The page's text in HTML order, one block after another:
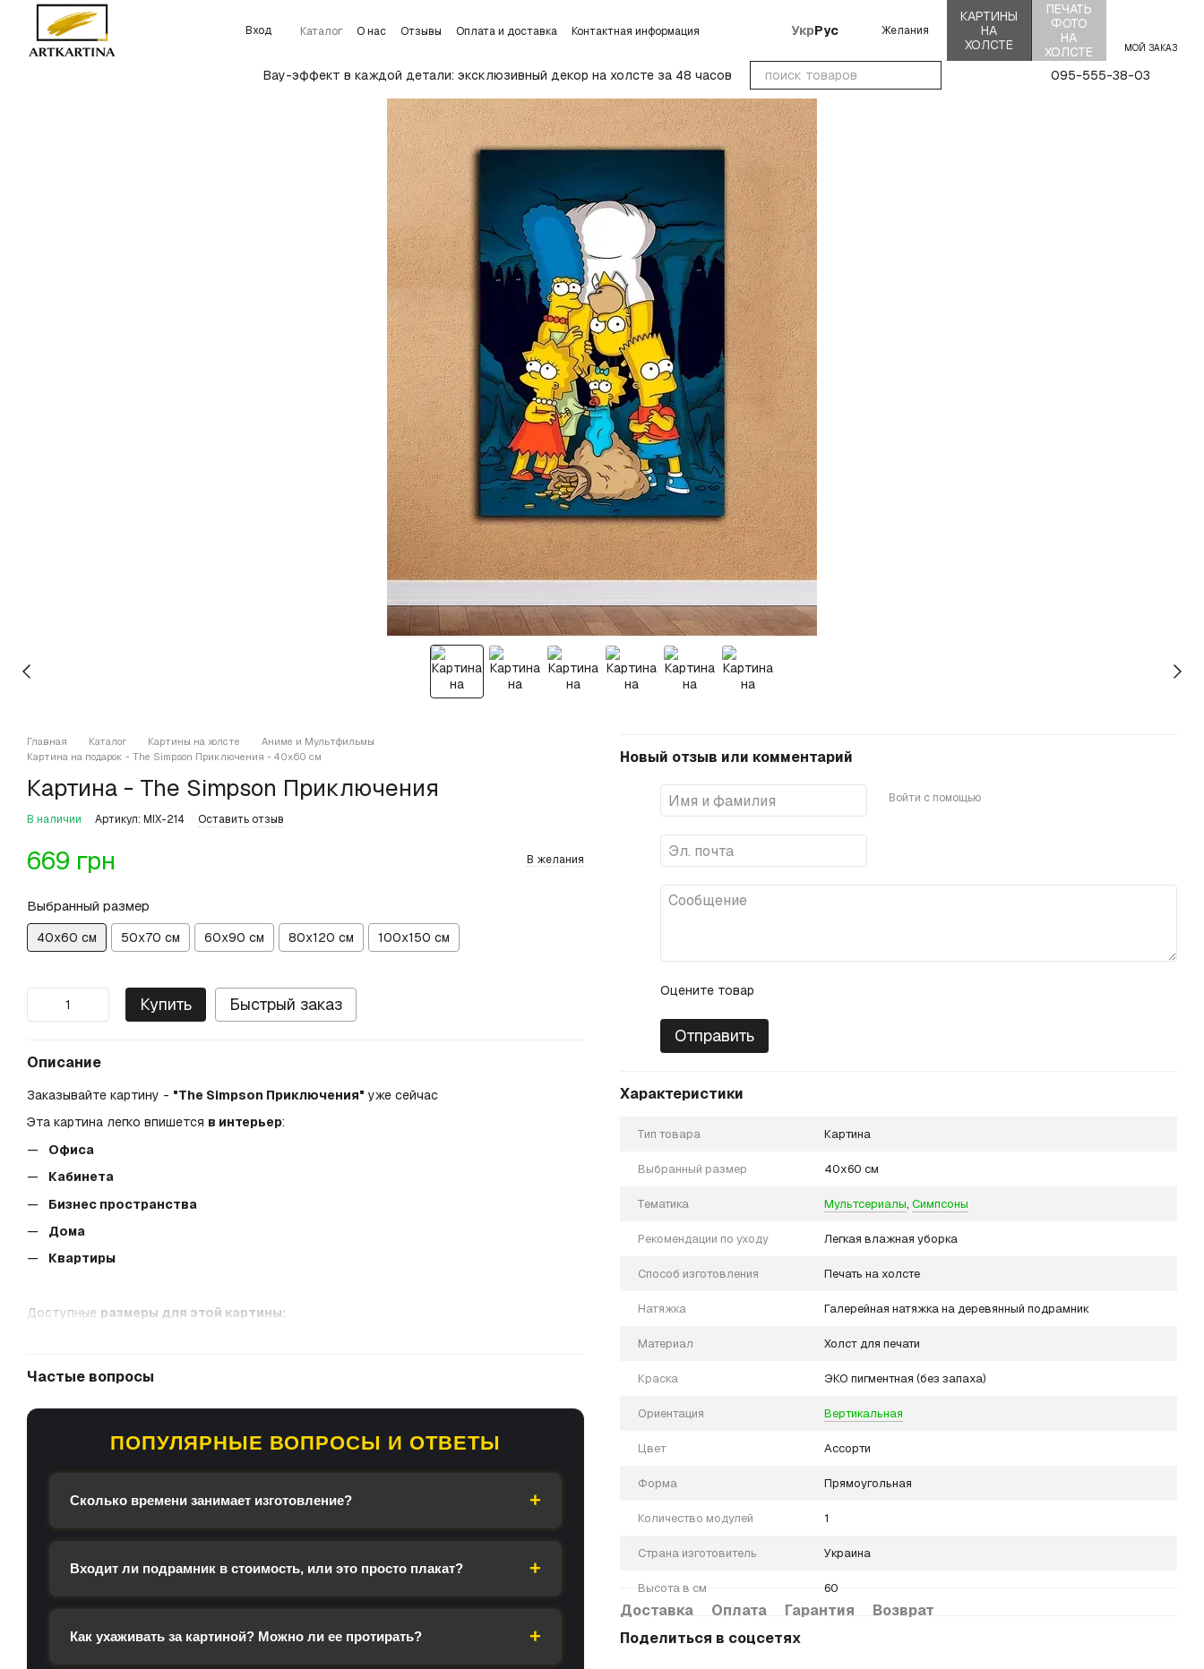
Перейти к основному контенту
Вход Каталог О нас Отзывы Оплата и доставка
Контактная информация
УкрРус Желания
КАРТИНЫ
НА
ХОЛСТЕ
ПЕЧАТЬ
ФОТО
НА
ХОЛСТЕ
МОЙ ЗАКАЗ
Вау-эффект в каждой детали: эксклюзивный декор на холсте за 48 часов 095-555-38-03
Главная Каталог Картины на холсте
Аниме и Мультфильмы
Картина на подарок - The Simpson Приключения - 40х60 см
Картина - The Simpson Приключения
В наличии Артикул: MIX-214 Оставить отзыв
669 грн В желания
Выбранный размер
40х60 см 50х70 см 60х90 см 80х120 см 100х150 см
Купить Быстрый заказ
Описание
Заказывайте картину - "The Simpson Приключения" уже сейчас
Эта картина легко впишется в интерьер:
Офиса
Кабинета
Бизнес пространства
Дома
Квартиры
Доступные размеры для этой картины:
Гарантируем 100% качества:пожалуйста, свяжитесь с нами, если у вас есть вопросы.
Частые вопросы
ПОПУЛЯРНЫЕ ВОПРОСЫ И ОТВЕТЫ
Сколько времени занимает изготовление?
Входит ли подрамник в стоимость, или это просто плакат?
Как ухаживать за картиной? Можно ли ее протирать?
Новый отзыв или комментарий
Войти с помощью
Оцените товар
Отправить
Характеристики
Тип товара Картина
Выбранный размер 40х60 см
Тематика Мультсериалы, Симпсоны
Рекомендации по уходу Легкая влажная уборка
Способ изготовления Печать на холсте
Натяжка Галерейная натяжка на деревянный подрамник
Материал Холст для печати
Краска ЭКО пигментная (без запаха)
Ориентация Вертикальная
Цвет Ассорти
Форма Прямоугольная
Количество модулей 1
Страна изготовитель Украина
Высота в см 60
Доставка Оплата Гарантия
Возврат
Поделиться в соцсетях